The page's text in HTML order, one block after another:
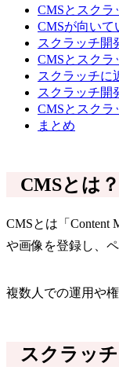
CMSとスクラ
CMSが向いて
スクラッチ開
CMSとスクラ
スクラッチに
スクラッチ開
CMSとスクラ
まとめ
CMSとは？
CMSとは「Content
や画像を登録し、
複数人での運用や
スクラッ